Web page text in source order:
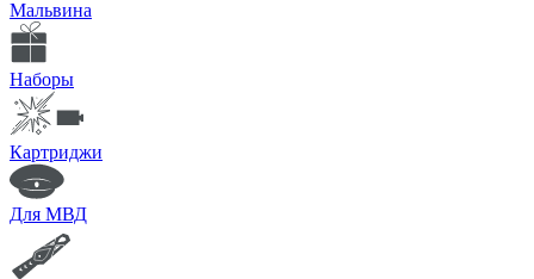
Мальвина
Наборы
Картриджи
Для МВД